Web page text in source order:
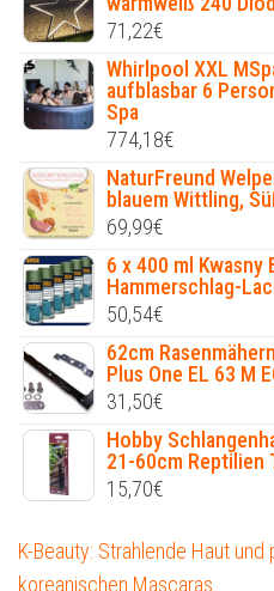
71,22€
Whirlpool XXL
aufblasbar 6
Spa
774,18€
NaturFreund
blauem Wittling,
69,99€
6 x 400 ml Kwasny
Hammerschlag-
50,54€
62cm
Plus One EL 63 M
31,50€
Hobby
21-60cm Reptilien
15,70€
K-Beauty: Strahlende Haut
koreanischen Mascaras